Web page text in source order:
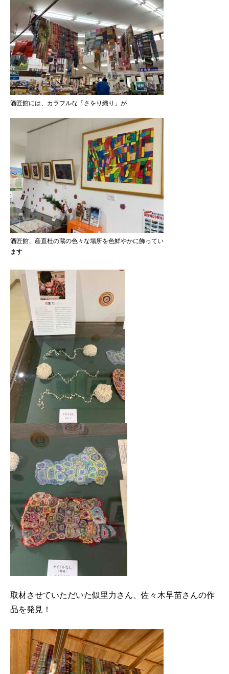
酒匠館には、カラフルな「さをり織り」が
酒匠館、産直杜の蔵の色々な場所を色鮮やかに飾ってい
ます
取材させていただいた似里力さん、佐々木早苗さんの作
品を発見！